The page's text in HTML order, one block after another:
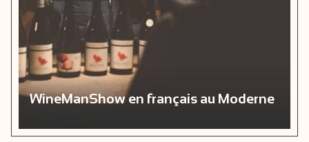
WineManShow en français au Moderne